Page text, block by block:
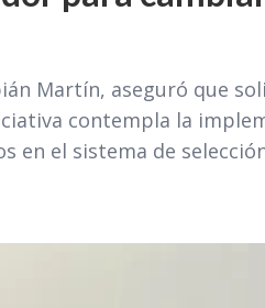
Martín, aseguró que
contempla la
en el sistema de